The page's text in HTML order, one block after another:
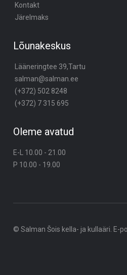
Kontakt
Järelmaks
Lõunakeskus
Lääneringtee 39,Tartu
salman@salman.ee
(+372) 502 8248
(+372) 7 315 695
Oleme avatud
E-L 10.00 - 21.00
P 10.00 - 19.00
© Salman Šois kella- ja kullaäri. E-